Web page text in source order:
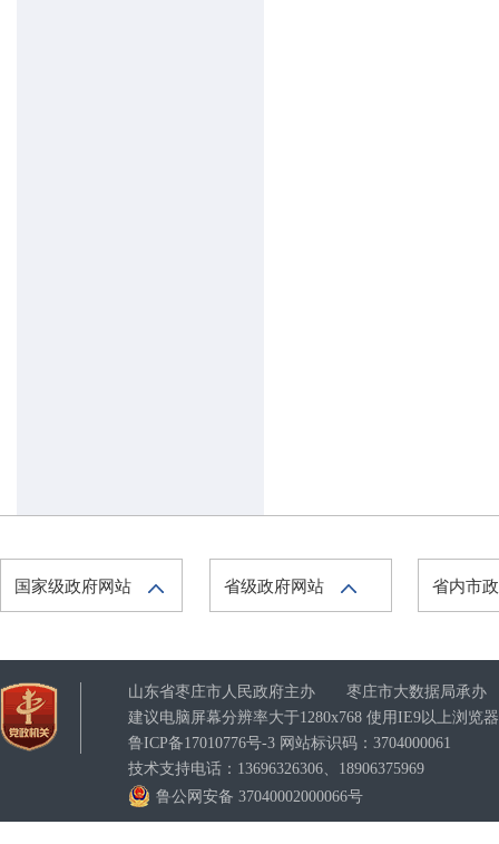
国家级政府网站 省级政府网站 省内市
山东省枣庄市人民政府主办 枣庄市大数据局承办
建议电脑屏幕分辨率大于1280x768 使用IE9以上浏览
鲁ICP备17010776号-3 网站标识码：3704000061
技术支持电话：13696326306、18906375969
鲁公网安备 37040002000066号